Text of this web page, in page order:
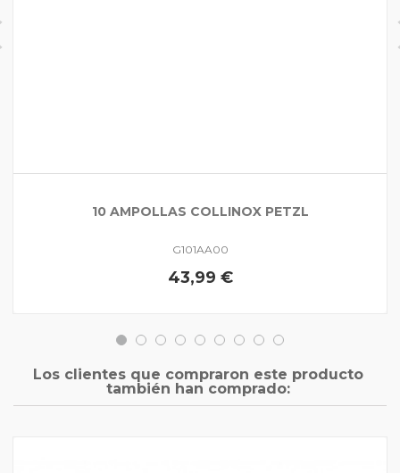
10 AMPOLLAS COLLINOX PETZL
G101AA00
43,99 €
Los clientes que compraron este producto
también han comprado: